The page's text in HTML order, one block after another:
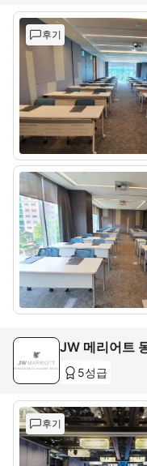
후기
JW 메리어트
5성급
후기